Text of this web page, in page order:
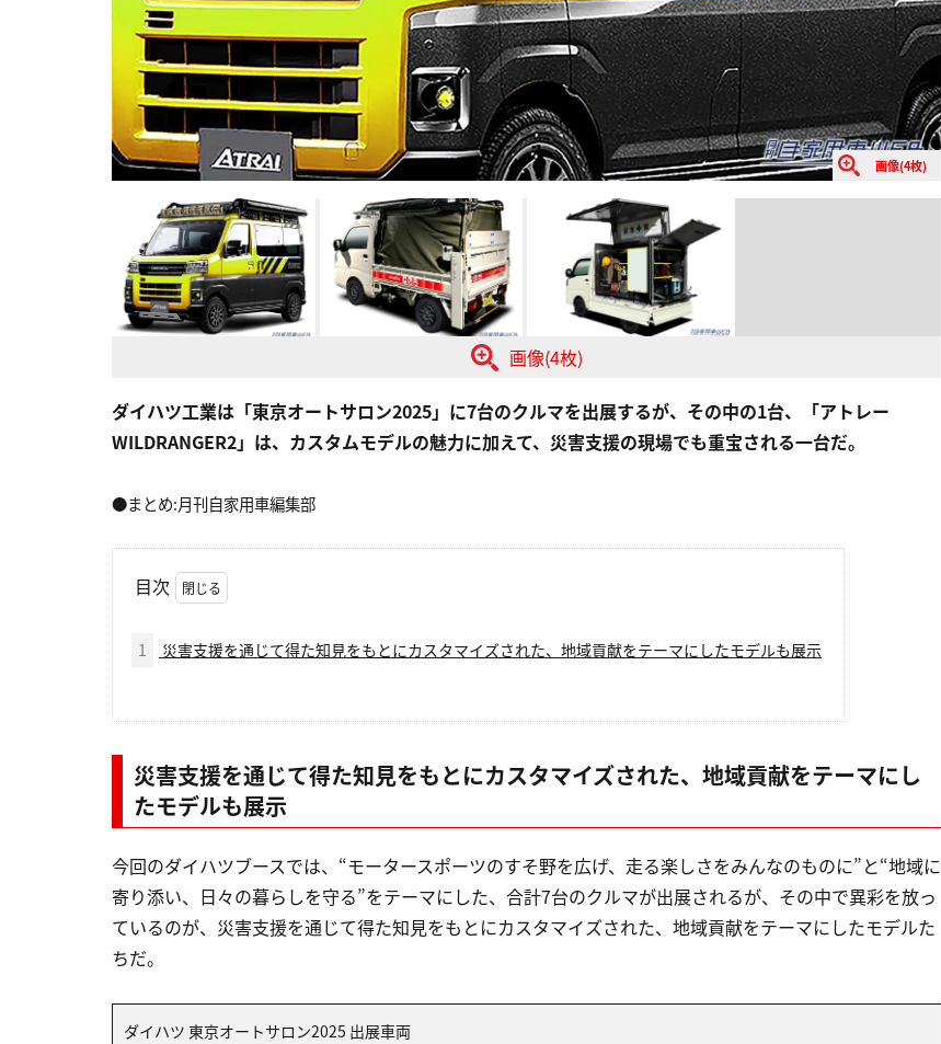
画像(4枚)
画像(4枚)
ダイハツ工業は「東京オートサロン2025」に7台のクルマを出展するが、その中の1台、「アトレー
WILDRANGER2」は、カスタムモデルの魅力に加えて、災害支援の現場でも重宝される一台だ。
●まとめ:月刊自家用車編集部
目次
1 災害支援を通じて得た知見をもとにカスタマイズされた、地域貢献をテーマにしたモデルも展示
災害支援を通じて得た知見をもとにカスタマイズされた、地域貢献をテーマにし
たモデルも展示
今回のダイハツブースでは、“モータースポーツのすそ野を広げ、走る楽しさをみんなのものに”と“地域に
寄り添い、日々の暮らしを守る”をテーマにした、合計7台のクルマが出展されるが、その中で異彩を放っ
ているのが、災害支援を通じて得た知見をもとにカスタマイズされた、地域貢献をテーマにしたモデルた
ちだ。
ダイハツ 東京オートサロン2025 出展車両